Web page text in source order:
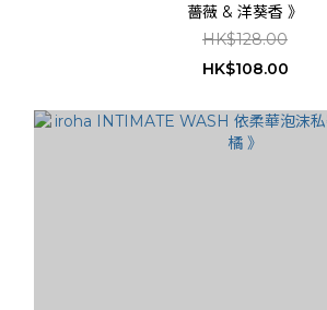
薔薇 & 洋葵香 》
HK$128.00
HK$108.00